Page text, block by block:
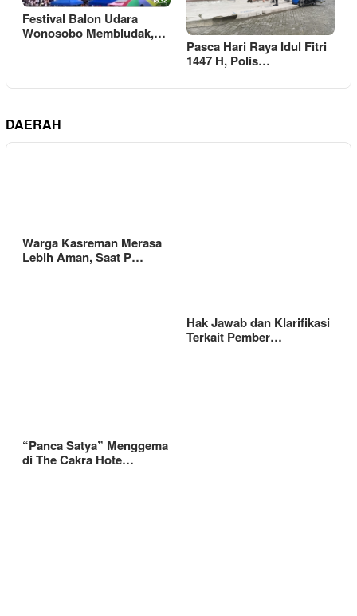
Festival Balon Udara
Wonosobo Membludak,…
Pasca Hari Raya Idul Fitri
1447 H, Polis…
DAERAH
Warga Kasreman Merasa
Lebih Aman, Saat P…
Hak Jawab dan Klarifikasi
Terkait Pember…
“Panca Satya” Menggema
di The Cakra Hote…